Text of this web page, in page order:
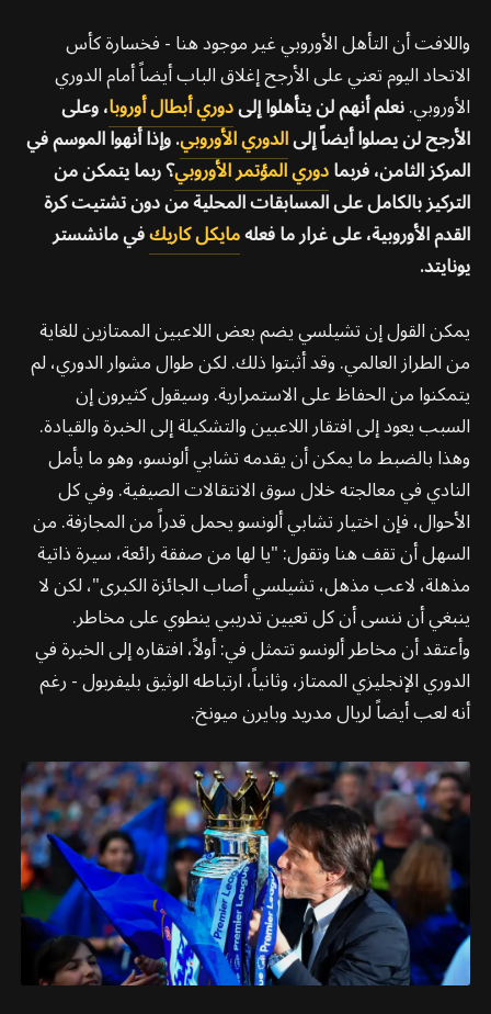
واللافت أن التأهل الأوروبي غير موجود هنا - فخسارة كأس
الاتحاد اليوم تعني على الأرجح إغلاق الباب أيضاً أمام الدوري
الأوروبي.نعلم أنهم لن يتأهلوا إلىدوري أبطال أوروبا، وعلى
الأرجح لن يصلوا أيضاً إلىالدوري الأوروبي. وإذا أنهوا الموسم في
المركز الثامن، فربمادوري المؤتمر الأوروبي؟ ربما يتمكن من
التركيز بالكامل على المسابقات المحلية من دون تشتيت كرة
القدم الأوروبية، على غرار ما فعلهمايكل كاريكفي مانشستر
يونايتد.
يمكن القول إن تشيلسي يضم بعض اللاعبين الممتازين للغاية
من الطراز العالمي. وقد أثبتوا ذلك. لكن طوال مشوار الدوري، لم
يتمكنوا من الحفاظ على الاستمرارية. وسيقول كثيرون إن
السبب يعود إلى افتقار اللاعبين والتشكيلة إلى الخبرة والقيادة.
وهذا بالضبط ما يمكن أن يقدمه تشابي ألونسو، وهو ما يأمل
النادي في معالجته خلال سوق الانتقالات الصيفية. وفي كل
الأحوال، فإن اختيار تشابي ألونسو يحمل قدراً من المجازفة. من
السهل أن تقف هنا وتقول: "يا لها من صفقة رائعة، سيرة ذاتية
مذهلة، لاعب مذهل، تشيلسي أصاب الجائزة الكبرى"، لكن لا
ينبغي أن ننسى أن كل تعيين تدريبي ينطوي على مخاطر.
وأعتقد أن مخاطر ألونسو تتمثل في: أولاً، افتقاره إلى الخبرة في
الدوري الإنجليزي الممتاز، وثانياً، ارتباطه الوثيق بليفربول - رغم
أنه لعب أيضاً لريال مدريد وبايرن ميونخ.